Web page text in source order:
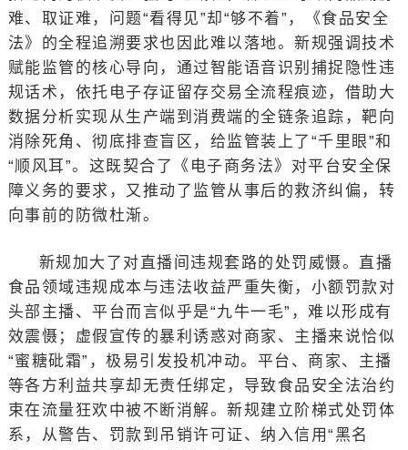
难、取证难，问题“看得见”却“够不着”，《食品安全
法》的全程追溯要求也因此难以落地。新规强调技术
赋能监管的核心导向，通过智能语音识别捕捉隐性违
规话术，依托电子存证留存交易全流程痕迹，借助大
数据分析实现从生产端到消费端的全链条追踪，靶向
消除死角、彻底排查盲区，给监管装上了“千里眼”和
“顺风耳”。这既契合了《电子商务法》对平台安全保
障义务的要求，又推动了监管从事后的救济纠偏，转
向事前的防微杜渐。
新规加大了对直播间违规套路的处罚威慑。直播
食品领域违规成本与违法收益严重失衡，小额罚款对
头部主播、平台而言似乎是“九牛一毛”，难以形成有
效震慑；虚假宣传的暴利诱惑对商家、主播来说恰似
“蜜糖砒霜”，极易引发投机冲动。平台、商家、主播
等各方利益共享却无责任绑定，导致食品安全法治约
束在流量狂欢中被不断消解。新规建立阶梯式处罚体
系，从警告、罚款到吊销许可证、纳入信用“黑名